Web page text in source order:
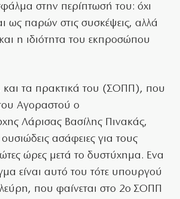
στην περίπτωσή του: όχι
ως παρών στις συσκέψεις, αλλά
η ιδιότητα του εκπροσώπου
τα πρακτικά του (ΣΟΠΠ), που
Αγοραστού ο
Λάρισας Βασίλης Πινακάς,
ασάφειες για τους
ώρες μετά το δυστύχημα. Ενα
είναι αυτό του τότε υπουργού
που φαίνεται στο 2ο ΣΟΠΠ